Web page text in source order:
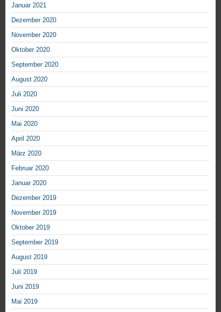
Januar 2021
Dezember 2020
November 2020
Oktober 2020
September 2020
August 2020
Juli 2020
Juni 2020
Mai 2020
April 2020
März 2020
Februar 2020
Januar 2020
Dezember 2019
November 2019
Oktober 2019
September 2019
August 2019
Juli 2019
Juni 2019
Mai 2019